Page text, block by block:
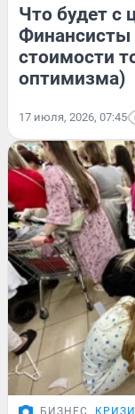
Что будет с
Финансисты
стоимости
оптимизма)
17 июля, 2026, 07:45